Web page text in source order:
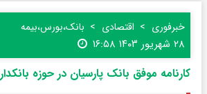
خبرفوری اقتصادی بانک،بورس،بیمه
۲۸ شهریور ۱۴۰۳ ۱۶:۵۸
کارنامه موفق بانک پارسیان در حوزه